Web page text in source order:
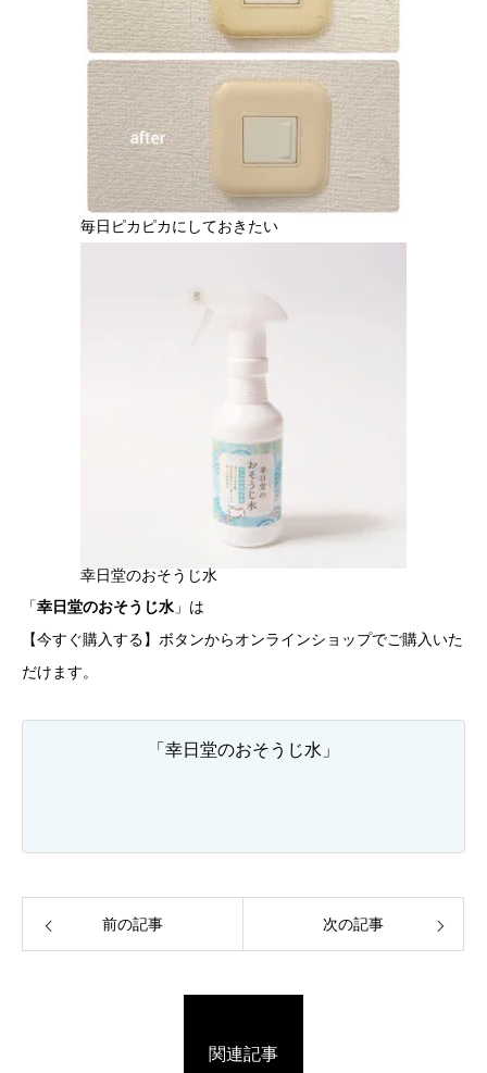
毎日ピカピカにしておきたい
幸日堂のおそうじ水
「 幸日堂のおそうじ水」は
【今すぐ購入する】ボタンからオンラインショップでご購入いた
だけます。
「幸日堂のおそうじ水」
前の記事 次の記事
関連記事